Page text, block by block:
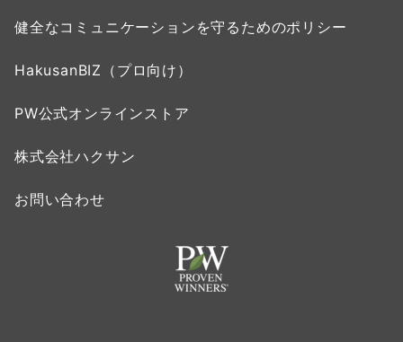
健全なコミュニケーションを守るためのポリシー
HakusanBIZ（プロ向け）
PW公式オンラインストア
株式会社ハクサン
お問い合わせ